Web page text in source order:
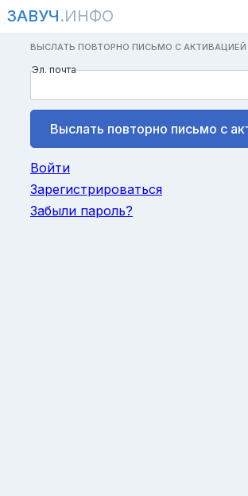
ЗАВУЧ.ИНФО
ВЫСЛАТЬ ПОВТОРНО ПИСЬМО С АКТИВАЦИЕЙ
Эл. почта
Войти
Зарегистрироваться
Забыли пароль?